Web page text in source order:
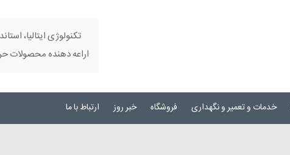
تکنولوژی ایتالیا،
اراعه دهنده محصولات
خدمات و تعمیر و نگهداری فروشگاه خبر روز ارتباط با ما